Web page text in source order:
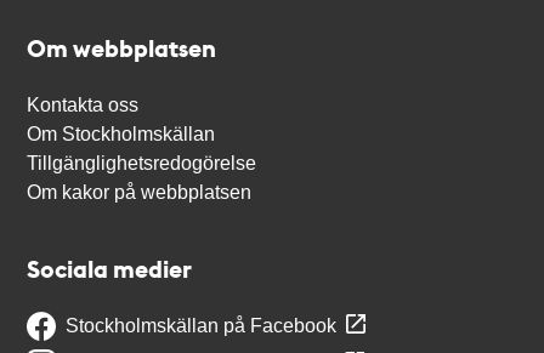
Om webbplatsen
Kontakta oss
Om Stockholmskällan
Tillgänglighetsredogörelse
Om kakor på webbplatsen
Sociala medier
Stockholmskällan på Facebook